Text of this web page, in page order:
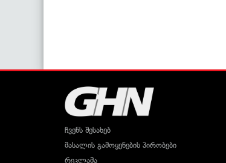
ჩვენს შესახებ
მასალის გამოყენების პირობები
რეკლამა